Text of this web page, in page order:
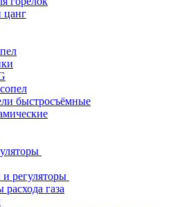
цанг
быстросъёмные
регуляторы
расхода газа